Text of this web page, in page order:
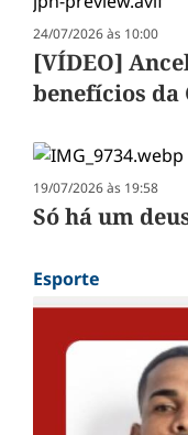
24/07/2026 às 10:00
[VÍDEO]
benefícios da
19/07/2026 às 19:58
Só há um
Esporte